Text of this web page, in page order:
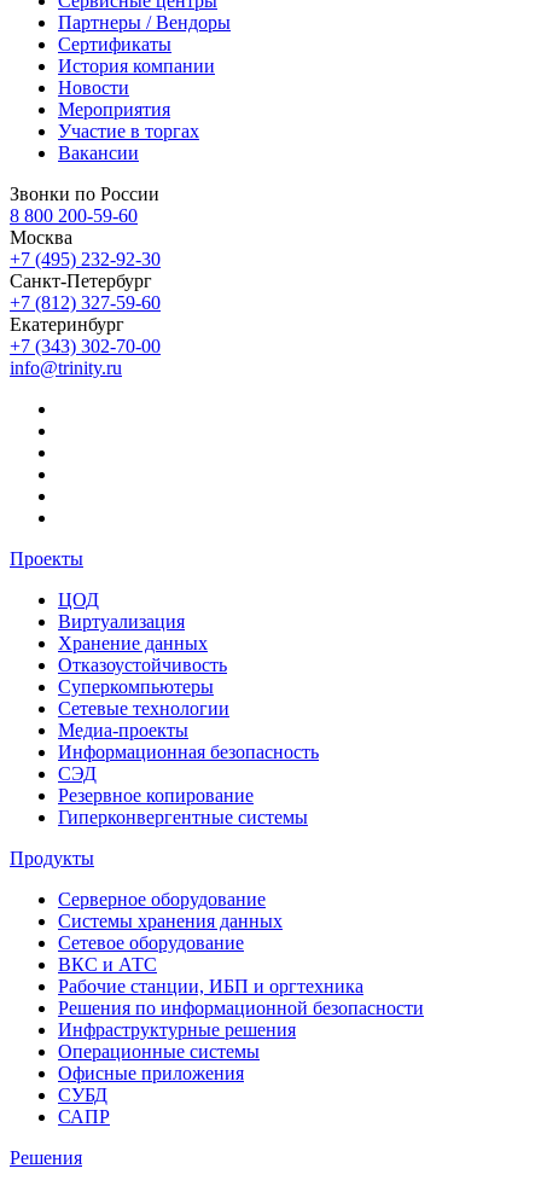
Партнеры / Вендоры
Сертификаты
История компании
Новости
Мероприятия
Участие в торгах
Вакансии
Звонки по России
8 800 200-59-60
Москва
+7 (495) 232-92-30
Санкт-Петербург
+7 (812) 327-59-60
Екатеринбург
+7 (343) 302-70-00
info@trinity.ru
Проекты
ЦОД
Виртуализация
Хранение данных
Отказоустойчивость
Суперкомпьютеры
Сетевые технологии
Медиа-проекты
Информационная безопасность
СЭД
Резервное копирование
Гиперконвергентные системы
Продукты
Серверное оборудование
Системы хранения данных
Сетевое оборудование
ВКС и АТС
Рабочие станции, ИБП и оргтехника
Решения по информационной безопасности
Инфраструктурные решения
Операционные системы
Офисные приложения
СУБД
САПР
Решения